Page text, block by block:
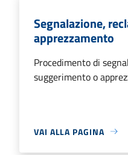
Segnalazione,
apprezzamento
Procedimento di
suggerimento o
VAI ALLA PAGINA